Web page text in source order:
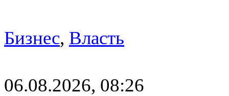
Бизнес, Власть
06.08.2026, 08:26